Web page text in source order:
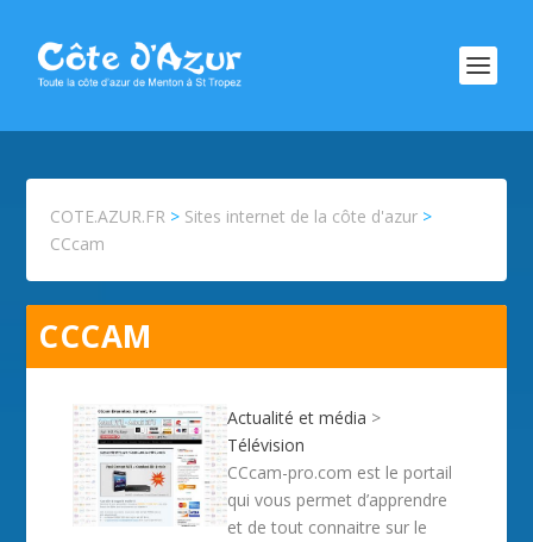
COTE.AZUR.FR > Sites internet de la côte d'azur >
CCcam
CCCAM
Actualité et média >
Télévision
CCcam-pro.com est le portail
qui vous permet d’apprendre
et de tout connaitre sur le